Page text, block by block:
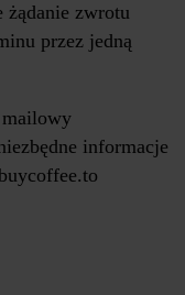
zwrotu
przez jedną
mailowy
informacje